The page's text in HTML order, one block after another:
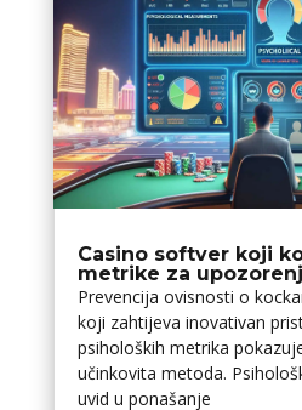
Casino softver koji
metrike za
Prevencija ovisnosti o
koji zahtijeva inovativan
psiholoških metrika
učinkovita metoda.
uvid u ponašanje